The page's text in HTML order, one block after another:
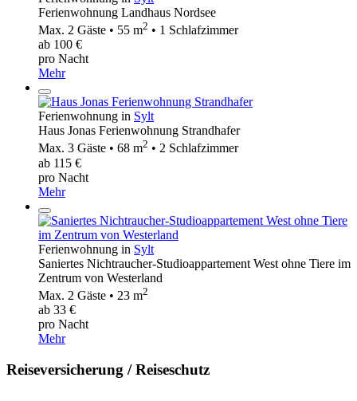
Ferienwohnung Landhaus Nordsee
Max. 2 Gäste • 55 m2 • 1 Schlafzimmer
ab 100 €
pro Nacht
Mehr
Ferienwohnung in Sylt
Haus Jonas Ferienwohnung Strandhafer
Max. 3 Gäste • 68 m2 • 2 Schlafzimmer
ab 115 €
pro Nacht
Mehr
Ferienwohnung in Sylt
Saniertes Nichtraucher-Studioappartement West ohne Tiere im
Zentrum von Westerland
Max. 2 Gäste • 23 m2
ab 33 €
pro Nacht
Mehr
Reiseversicherung / Reiseschutz